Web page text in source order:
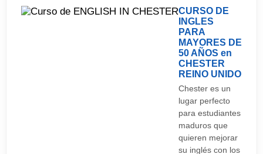
CURSO DE
INGLES
PARA
MAYORES DE
50 AÑOS en
CHESTER
REINO UNIDO
Chester es un
lugar perfecto
para estudiantes
maduros que
quieren mejorar
su inglés con los